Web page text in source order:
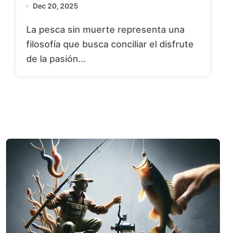
Dec 20, 2025
La pesca sin muerte representa una
filosofía que busca conciliar el disfrute
de la pasión...